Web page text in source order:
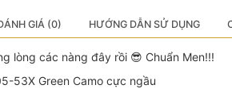
GIÁ (0) HƯỚNG DẪN SỬ DỤNG
lòng các nàng đây rồi 😎 Chuẩn Men!!!
53X Green Camo cực ngầu